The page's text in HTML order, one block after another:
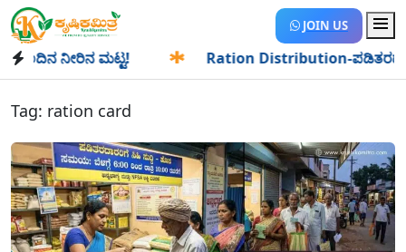
JOIN US
ಮಟ್ಟ! ✱ Ration Distribution-ಪಡಿತರದಾರರಿಗೆ ಸಿಹಿ
Tag: ration card